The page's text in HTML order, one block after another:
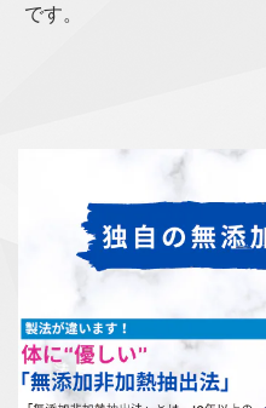
です。